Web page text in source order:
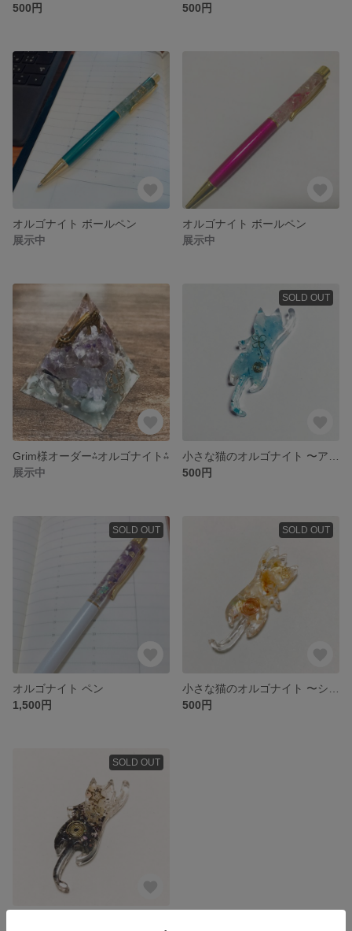
500円
500円
オルゴナイト ボールペン
展示中
オルゴナイト ボールペン
展示中
Grim様オーダー⁂オルゴナイト⁂
展示中
SOLD OUT
500円
SOLD OUT
オルゴナイト ペン
1,500円
SOLD OUT
500円
SOLD OUT